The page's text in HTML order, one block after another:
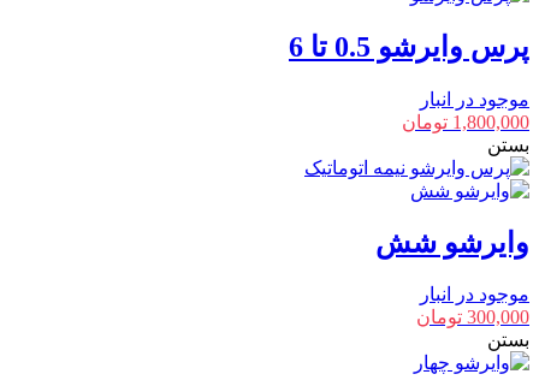
پرس وایرشو 0.5 تا 6
موجود در انبار
1,800,000 تومان
بستن
وایرشو شش
موجود در انبار
300,000 تومان
بستن